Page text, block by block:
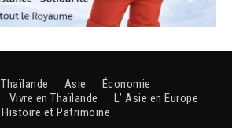
Thaïlande Asie
Économie
Vivre en Thaïlande
L’ Asie en Europe
Histoire et Patrimoine